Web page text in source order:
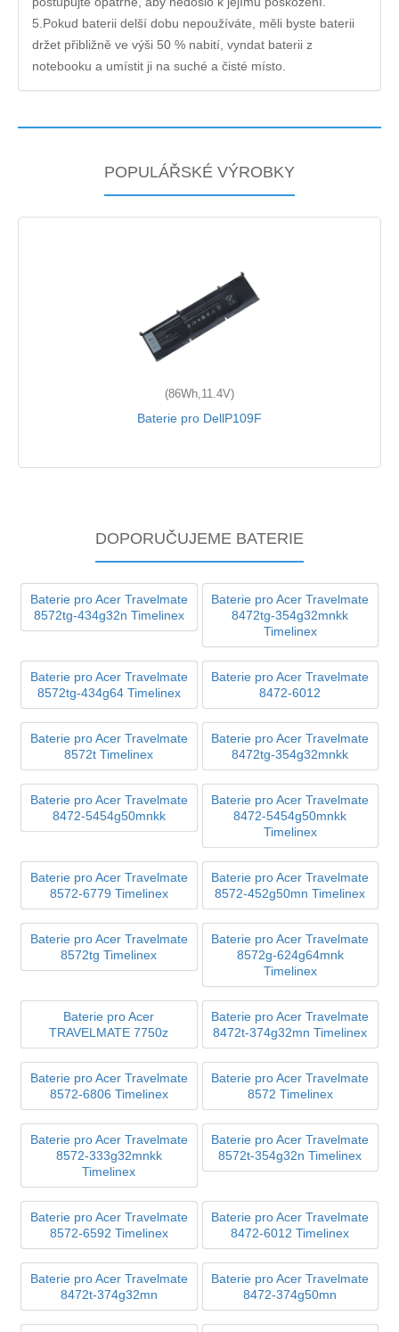
5.Pokud baterii delší dobu nepoužíváte, měli byste baterii
držet přibližně ve výši 50 % nabití, vyndat baterii z
notebooku a umístit ji na suché a čisté místo.
POPULÁŘSKÉ VÝROBKY
(86Wh,11.4V)
Baterie pro DellP109F
DOPORUČUJEME BATERIE
Baterie pro Acer Travelmate
8572tg-434g32n Timelinex
Baterie pro Acer Travelmate
8472tg-354g32mnkk
Timelinex
Baterie pro Acer Travelmate
8572tg-434g64 Timelinex
Baterie pro Acer Travelmate
8472-6012
Baterie pro Acer Travelmate
8572t Timelinex
Baterie pro Acer Travelmate
8472tg-354g32mnkk
Baterie pro Acer Travelmate
8472-5454g50mnkk
Baterie pro Acer Travelmate
8472-5454g50mnkk
Timelinex
Baterie pro Acer Travelmate
8572-6779 Timelinex
Baterie pro Acer Travelmate
8572-452g50mn Timelinex
Baterie pro Acer Travelmate
8572tg Timelinex
Baterie pro Acer Travelmate
8572g-624g64mnk
Timelinex
Baterie pro Acer
TRAVELMATE 7750z
Baterie pro Acer Travelmate
8472t-374g32mn Timelinex
Baterie pro Acer Travelmate
8572-6806 Timelinex
Baterie pro Acer Travelmate
8572 Timelinex
Baterie pro Acer Travelmate
8572-333g32mnkk
Timelinex
Baterie pro Acer Travelmate
8572t-354g32n Timelinex
Baterie pro Acer Travelmate
8572-6592 Timelinex
Baterie pro Acer Travelmate
8472-6012 Timelinex
Baterie pro Acer Travelmate
8472t-374g32mn
Baterie pro Acer Travelmate
8472-374g50mn